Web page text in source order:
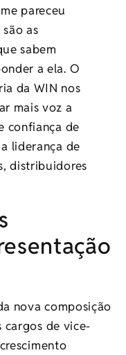
pareceu
as
sabem
a ela. O
da WIN nos
mais voz a
confiança de
liderança de
distribuidores
nova composição
cargos de vice-